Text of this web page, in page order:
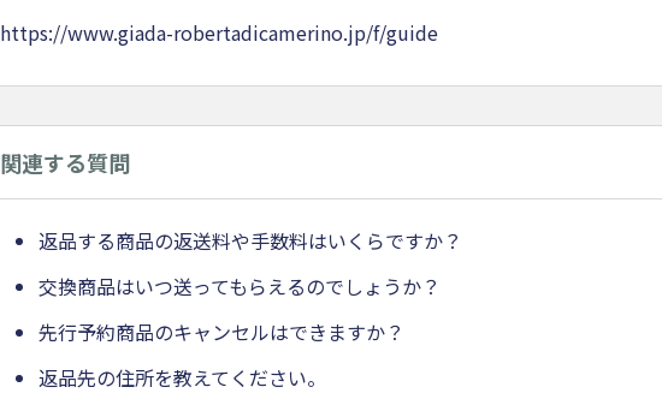
https://www.giada-robertadicamerino.jp/f/guide
関連する質問
返品する商品の返送料や手数料はいくらですか？
交換商品はいつ送ってもらえるのでしょうか？
先行予約商品のキャンセルはできますか？
返品先の住所を教えてください。